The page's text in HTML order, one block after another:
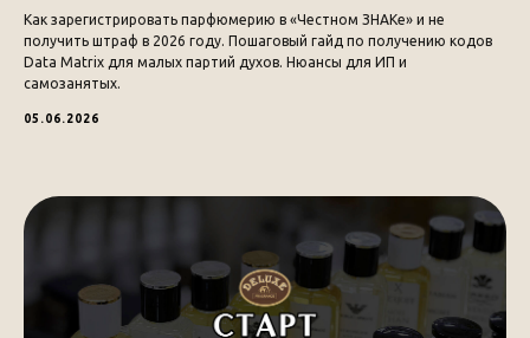
Как зарегистрировать парфюмерию в «Честном ЗНАКе» и не
получить штраф в 2026 году. Пошаговый гайд по получению кодов
Data Matrix для малых партий духов. Нюансы для ИП и
самозанятых.
05.06.2026